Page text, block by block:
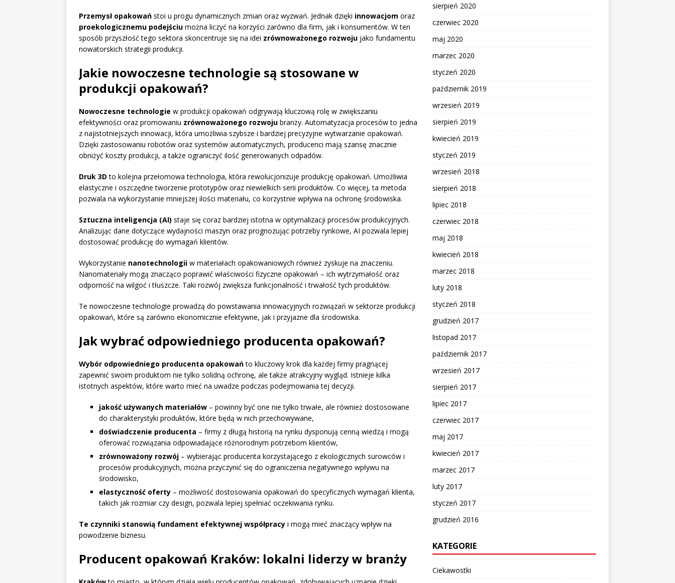
Przemysł opakowań stoi u progu dynamicznych zmian oraz wyzwań. Jednak dzięki innowacjom oraz
proekologicznemu podejściu można liczyć na korzyści zarówno dla firm, jak i konsumentów. W ten
sposób przyszłość tego sektora skoncentruje się na idei zrównoważonego rozwoju jako fundamentu
nowatorskich strategii produkcji.
Jakie nowoczesne technologie są stosowane w
produkcji opakowań?
Nowoczesne technologie w produkcji opakowań odgrywają kluczową rolę w zwiększaniu
efektywności oraz promowaniu zrównoważonego rozwoju branży. Automatyzacja procesów to jedna
z najistotniejszych innowacji, która umożliwia szybsze i bardziej precyzyjne wytwarzanie opakowań.
Dzięki zastosowaniu robotów oraz systemów automatycznych, producenci mają szansę znacznie
obniżyć koszty produkcji, a także ograniczyć ilość generowanych odpadów.
Druk 3D to kolejna przełomowa technologia, która rewolucjonizuje produkcję opakowań. Umożliwia
elastyczne i oszczędne tworzenie prototypów oraz niewielkich serii produktów. Co więcej, ta metoda
pozwala na wykorzystanie mniejszej ilości materiału, co korzystnie wpływa na ochronę środowiska.
Sztuczna inteligencja (AI) staje się coraz bardziej istotna w optymalizacji procesów produkcyjnych.
Analizując dane dotyczące wydajności maszyn oraz prognozując potrzeby rynkowe, AI pozwala lepiej
dostosować produkcję do wymagań klientów.
Wykorzystanie nanotechnologii w materiałach opakowaniowych również zyskuje na znaczeniu.
Nanomateriały mogą znacząco poprawić właściwości fizyczne opakowań – ich wytrzymałość oraz
odporność na wilgoć i tłuszcze. Taki rozwój zwiększa funkcjonalność i trwałość tych produktów.
Te nowoczesne technologie prowadzą do powstawania innowacyjnych rozwiązań w sektorze produkcji
opakowań, które są zarówno ekonomicznie efektywne, jak i przyjazne dla środowiska.
Jak wybrać odpowiedniego producenta opakowań?
Wybór odpowiedniego producenta opakowańto kluczowy krok dla każdej firmy pragnącej
zapewnić swoim produktom nie tylko solidną ochronę, ale także atrakcyjny wygląd. Istnieje kilka
istotnych aspektów, które warto mieć na uwadze podczas podejmowania tej decyzji.
jakość używanych materiałów – powinny być one nie tylko trwałe, ale również dostosowane
do charakterystyki produktów, które będą w nich przechowywane,
doświadczenie producenta – firmy z długą historią na rynku dysponują cenną wiedzą i mogą
oferować rozwiązania odpowiadające różnorodnym potrzebom klientów,
zrównoważony rozwój – wybierając producenta korzystającego z ekologicznych surowców i
procesów produkcyjnych, można przyczynić się do ograniczenia negatywnego wpływu na
środowisko,
elastyczność oferty – możliwość dostosowania opakowań do specyficznych wymagań klienta,
takich jak rozmiar czy design, pozwala lepiej spełniać oczekiwania rynku.
Te czynniki stanowią fundament efektywnej współpracy i mogą mieć znaczący wpływ na
powodzenie biznesu.
Producent opakowań Kraków: lokalni liderzy w branży
sierpień 2020
czerwiec 2020
maj 2020
marzec 2020
styczeń 2020
październik 2019
wrzesień 2019
sierpień 2019
kwiecień 2019
styczeń 2019
wrzesień 2018
sierpień 2018
lipiec 2018
czerwiec 2018
maj 2018
kwiecień 2018
marzec 2018
luty 2018
styczeń 2018
grudzień 2017
listopad 2017
październik 2017
wrzesień 2017
sierpień 2017
lipiec 2017
czerwiec 2017
maj 2017
kwiecień 2017
marzec 2017
luty 2017
styczeń 2017
grudzień 2016
KATEGORIE
Ciekawostki